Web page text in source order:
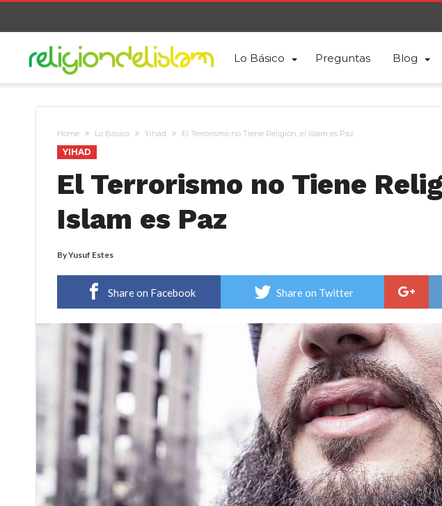
Lo Básico Preguntas Blog
Home Lo Básico Yihad El Terrorismo no Tiene Religión, el Islam es Paz
YIHAD
El Terrorismo no Tiene
Islam es Paz
ByYusuf Estes
Share on Facebook Share on Twitter